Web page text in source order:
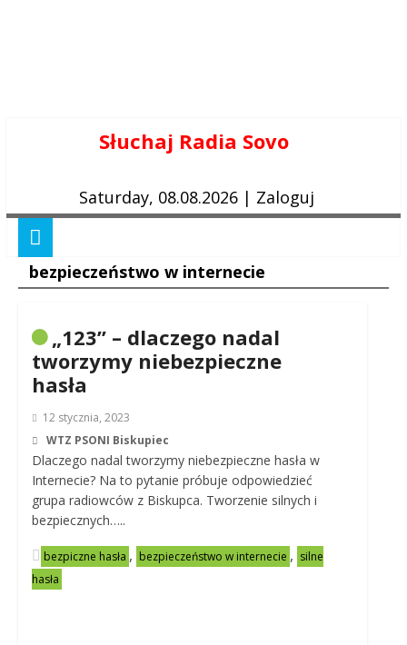
Słuchaj Radia Sovo
Saturday, 08.08.2026 | Zaloguj
bezpieczeństwo w internecie
„123” – dlaczego nadal
tworzymy niebezpieczne
hasła
12 stycznia, 2023
WTZ PSONI Biskupiec
Dlaczego nadal tworzymy niebezpieczne hasła w
Internecie? Na to pytanie próbuje odpowiedzieć
grupa radiowców z Biskupca. Tworzenie silnych i
bezpiecznych…..
bezpiczne hasła , bezpieczeństwo w internecie , silne
hasła